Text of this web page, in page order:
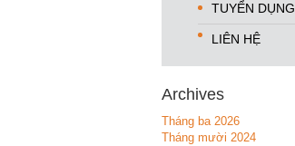
TUYỂN DỤNG
LIÊN HỆ
Archives
Tháng ba 2026
Tháng mười 2024